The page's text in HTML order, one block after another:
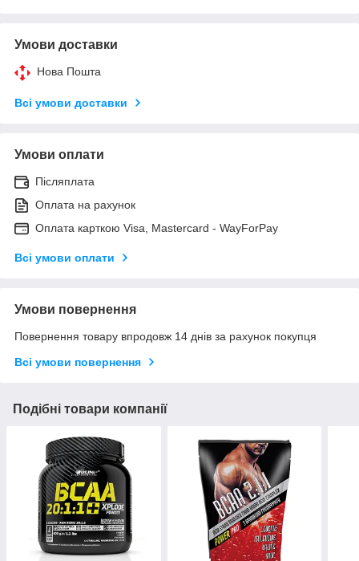
Умови доставки
Нова Пошта
Всі умови доставки
Умови оплати
Післяплата
Оплата на рахунок
Оплата карткою Visa, Mastercard - WayForPay
Всі умови оплати
Умови повернення
Повернення товару впродовж 14 днів за рахунок покупця
Всі умови повернення
Подібні товари компанії